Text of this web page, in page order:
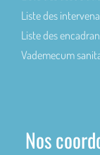
Liste des
Liste des
Vademecum
Nos